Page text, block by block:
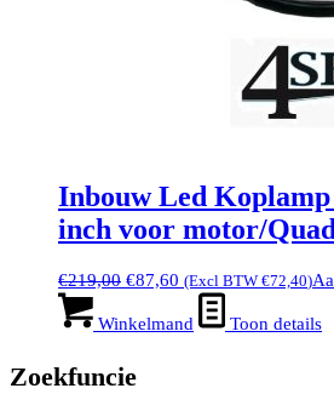
Inbouw Led Koplamp
inch voor motor/Quad
€219,00 Oorspronkelijke
was:
€87,60 Huidige
prijs
is:
(Excl BTW €72,40)
Winkelmand Toon details
Zoekfuncie